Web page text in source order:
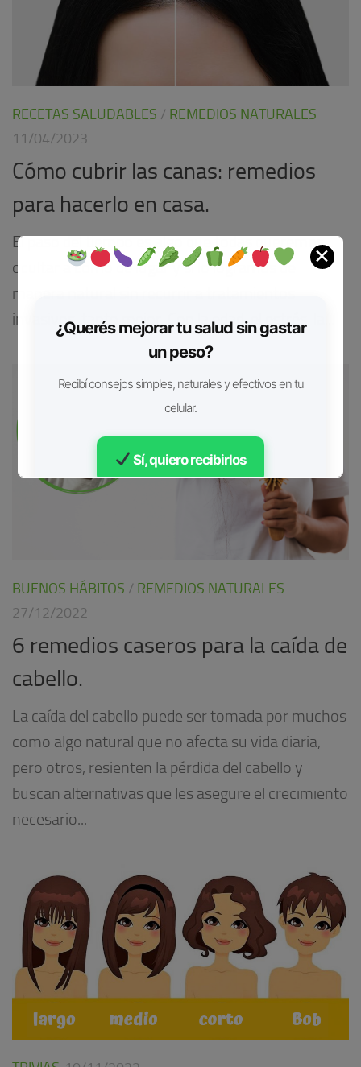
RECETAS SALUDABLES / REMEDIOS NATURALES
11/04/2023
Cómo cubrir las canas: remedios
para hacerlo en casa.
El paso del tiempo es algo que todas queremos
ocultar a como dé lugar y si lo logramos de
manera natural sin recurrir a tratamientos
invasivos, tanto mejor. Con la edad, el estrés, la...
BUENOS HÁBITOS / REMEDIOS NATURALES
27/12/2022
6 remedios caseros para la caída de
cabello.
La caída del cabello puede ser tomada por muchos
como algo natural que no afecta su vida diaria,
pero otros, resienten la pérdida del cabello y
buscan alternativas que les asegure el crecimiento
necesario...
✕
¿Querés mejorar tu salud sin gastar
un peso?
Recibí consejos simples, naturales y efectivos en tu
celular.
Sí, quiero recibirlos